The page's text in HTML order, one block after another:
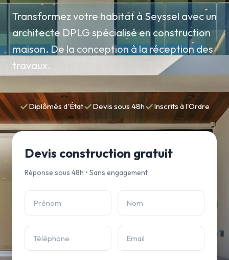
Transformez votre habitat à Seyssel avec un
architecte DPLG spécialisé en construction
maison. De la conception à la réception des
travaux.
✓Diplômés d'État✓Devis sous 48h✓Inscrits à l'Ordre
Devis construction gratuit
Réponse sous 48h • Sans engagement